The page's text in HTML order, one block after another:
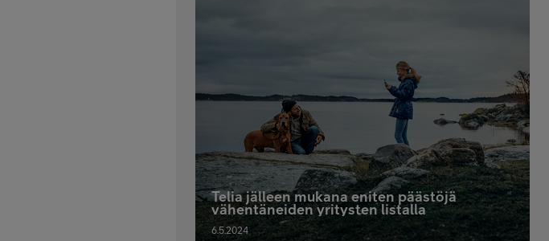
Telia jälleen mukana eniten päästöjä
vähentäneiden yritysten listalla
6.5.2024